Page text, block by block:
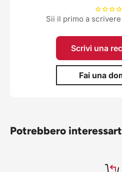
Sii il primo a
Scrivi una
Fai una
Potrebbero